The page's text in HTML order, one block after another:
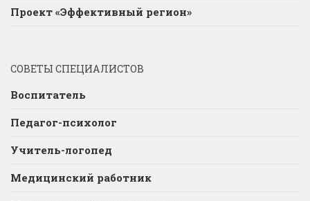
Проект «Эффективный регион»
СОВЕТЫ СПЕЦИАЛИСТОВ
Воспитатель
Педагог-психолог
Учитель-логопед
Медицинский работник